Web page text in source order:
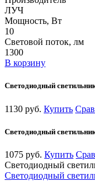
ЛУЧ
Мощность, Вт
10
Световой поток, лм
1300
В корзину
Светодиодный
1130 руб. Купить
Светодиодный
1075 руб. Купить
Светодиодный
Светодиодный